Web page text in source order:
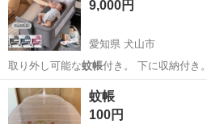
9,000円
愛知県 犬山市
取り外し可能な蚊帳付き。 下に収納付き
愛知 犬山市 ベビー用品
蚊帳
100円